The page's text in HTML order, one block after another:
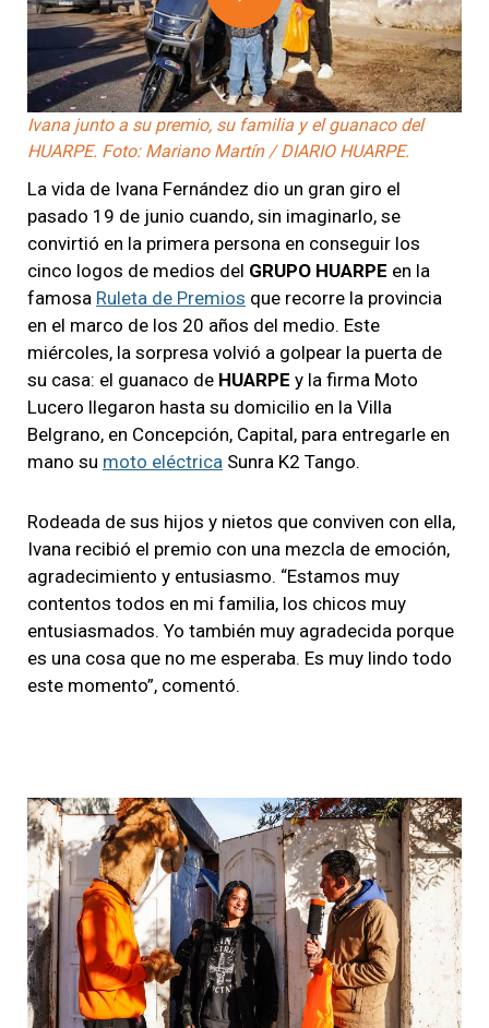
Play
Video
Ivana junto a su premio, su familia y el guanaco del
HUARPE. Foto: Mariano Martín / DIARIO HUARPE.
La vida de Ivana Fernández dio un gran giro el
pasado 19 de junio cuando, sin imaginarlo, se
convirtió en la primera persona en conseguir los
cinco logos de medios del GRUPO HUARPE en la
famosa Ruleta de Premios que recorre la provincia
en el marco de los 20 años del medio. Este
miércoles, la sorpresa volvió a golpear la puerta de
su casa: el guanaco de HUARPE y la firma Moto
Lucero llegaron hasta su domicilio en la Villa
Belgrano, en Concepción, Capital, para entregarle en
mano su moto eléctrica Sunra K2 Tango.
Rodeada de sus hijos y nietos que conviven con ella,
Ivana recibió el premio con una mezcla de emoción,
agradecimiento y entusiasmo. “Estamos muy
contentos todos en mi familia, los chicos muy
entusiasmados. Yo también muy agradecida porque
es una cosa que no me esperaba. Es muy lindo todo
este momento”, comentó.